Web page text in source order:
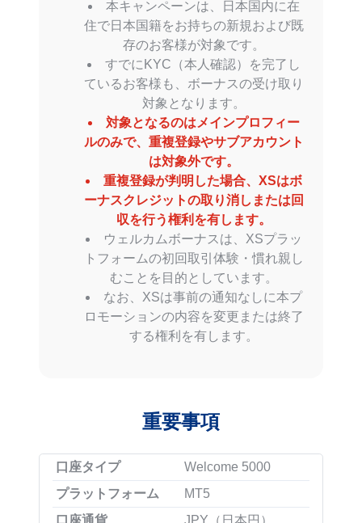
本キャンペーンは、日本国内に在
住で日本国籍をお持ちの新規および既
存のお客様が対象です。
すでにKYC（本人確認）を完了し
ているお客様も、ボーナスの受け取り
対象となります。
対象となるのはメインプロフィー
ルのみで、重複登録やサブアカウント
は対象外です。
重複登録が判明した場合、XSはボ
ーナスクレジットの取り消しまたは回
収を行う権利を有します。
ウェルカムボーナスは、XSプラッ
トフォームの初回取引体験・慣れ親し
むことを目的としています。
なお、XSは事前の通知なしに本プ
ロモーションの内容を変更または終了
する権利を有します。
重要事項
口座タイプ
Welcome 5000
プラットフォーム
MT5
口座通貨
JPY（日本円）